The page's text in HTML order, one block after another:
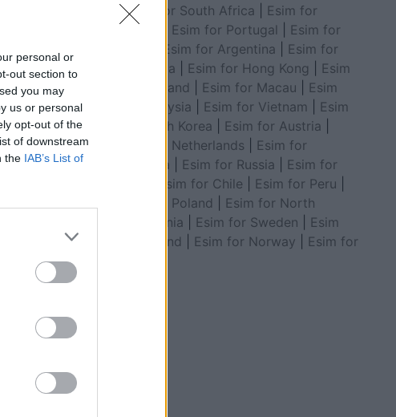
personal or
out section to
you may
us or personal
opt-out of the
of downstream
the IAB’s List of
13-
për të
në
|Esim for South Africa
Esim for
Algeria
Esim for Portugal
Esim for
Esim for Argentina
Esim for
Colombia
Esim for Hong Kong
Esim
for Thailand
Esim for Macau
Esim
for Malaysia
Esim for Vietnam
Esim
for South Korea
Esim for Austria
Esim for Netherlands
Esim for
Australia
Esim for Russia
Esim for
Esim for Chile Esim for Peru
Esim for Poland
Esim for North
Macedonia
Esim for Sweden
Esim
for Finland
Esim for Norway
Esim for